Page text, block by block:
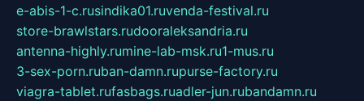
e-abis-1-c.rusindika01.ruvenda-festival.ru
store-brawlstars.rudooraleksandria.ru
antenna-highly.rumine-lab-msk.ru1-mus.ru
3-sex-porn.ruban-damn.rupurse-factory.ru
viagra-tablet.rufasbags.ruadler-jun.rubandamn.ru